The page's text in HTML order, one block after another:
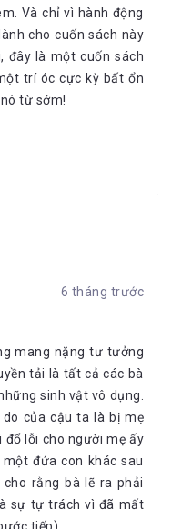
Và chỉ vì hành động
cho cuốn sách này
đây là một cuốn sách
trí óc cực kỳ bất ổn
từ sớm!
6 tháng trước
mang nặng tư tưởng
tải là tất cả các bà
sinh vật vô dụng.
của cậu ta là bị mẹ
đổ lỗi cho người mẹ ấy
đứa con khác sau
rằng bà lẽ ra phải
sự tự trách vì đã mất